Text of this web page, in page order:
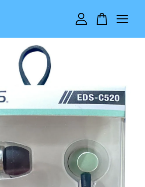
車目前還是空的。
繼續購物